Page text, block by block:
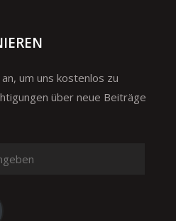
um uns kostenlos zu
über neue Beiträge